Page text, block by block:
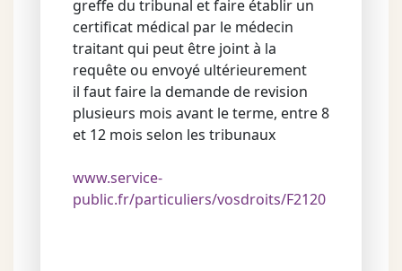
greffe du tribunal et faire établir un
certificat médical par le médecin
traitant qui peut être joint à la
requête ou envoyé ultérieurement
il faut faire la demande de revision
plusieurs mois avant le terme, entre 8
et 12 mois selon les tribunaux
www.service-
public.fr/particuliers/vosdroits/F2120